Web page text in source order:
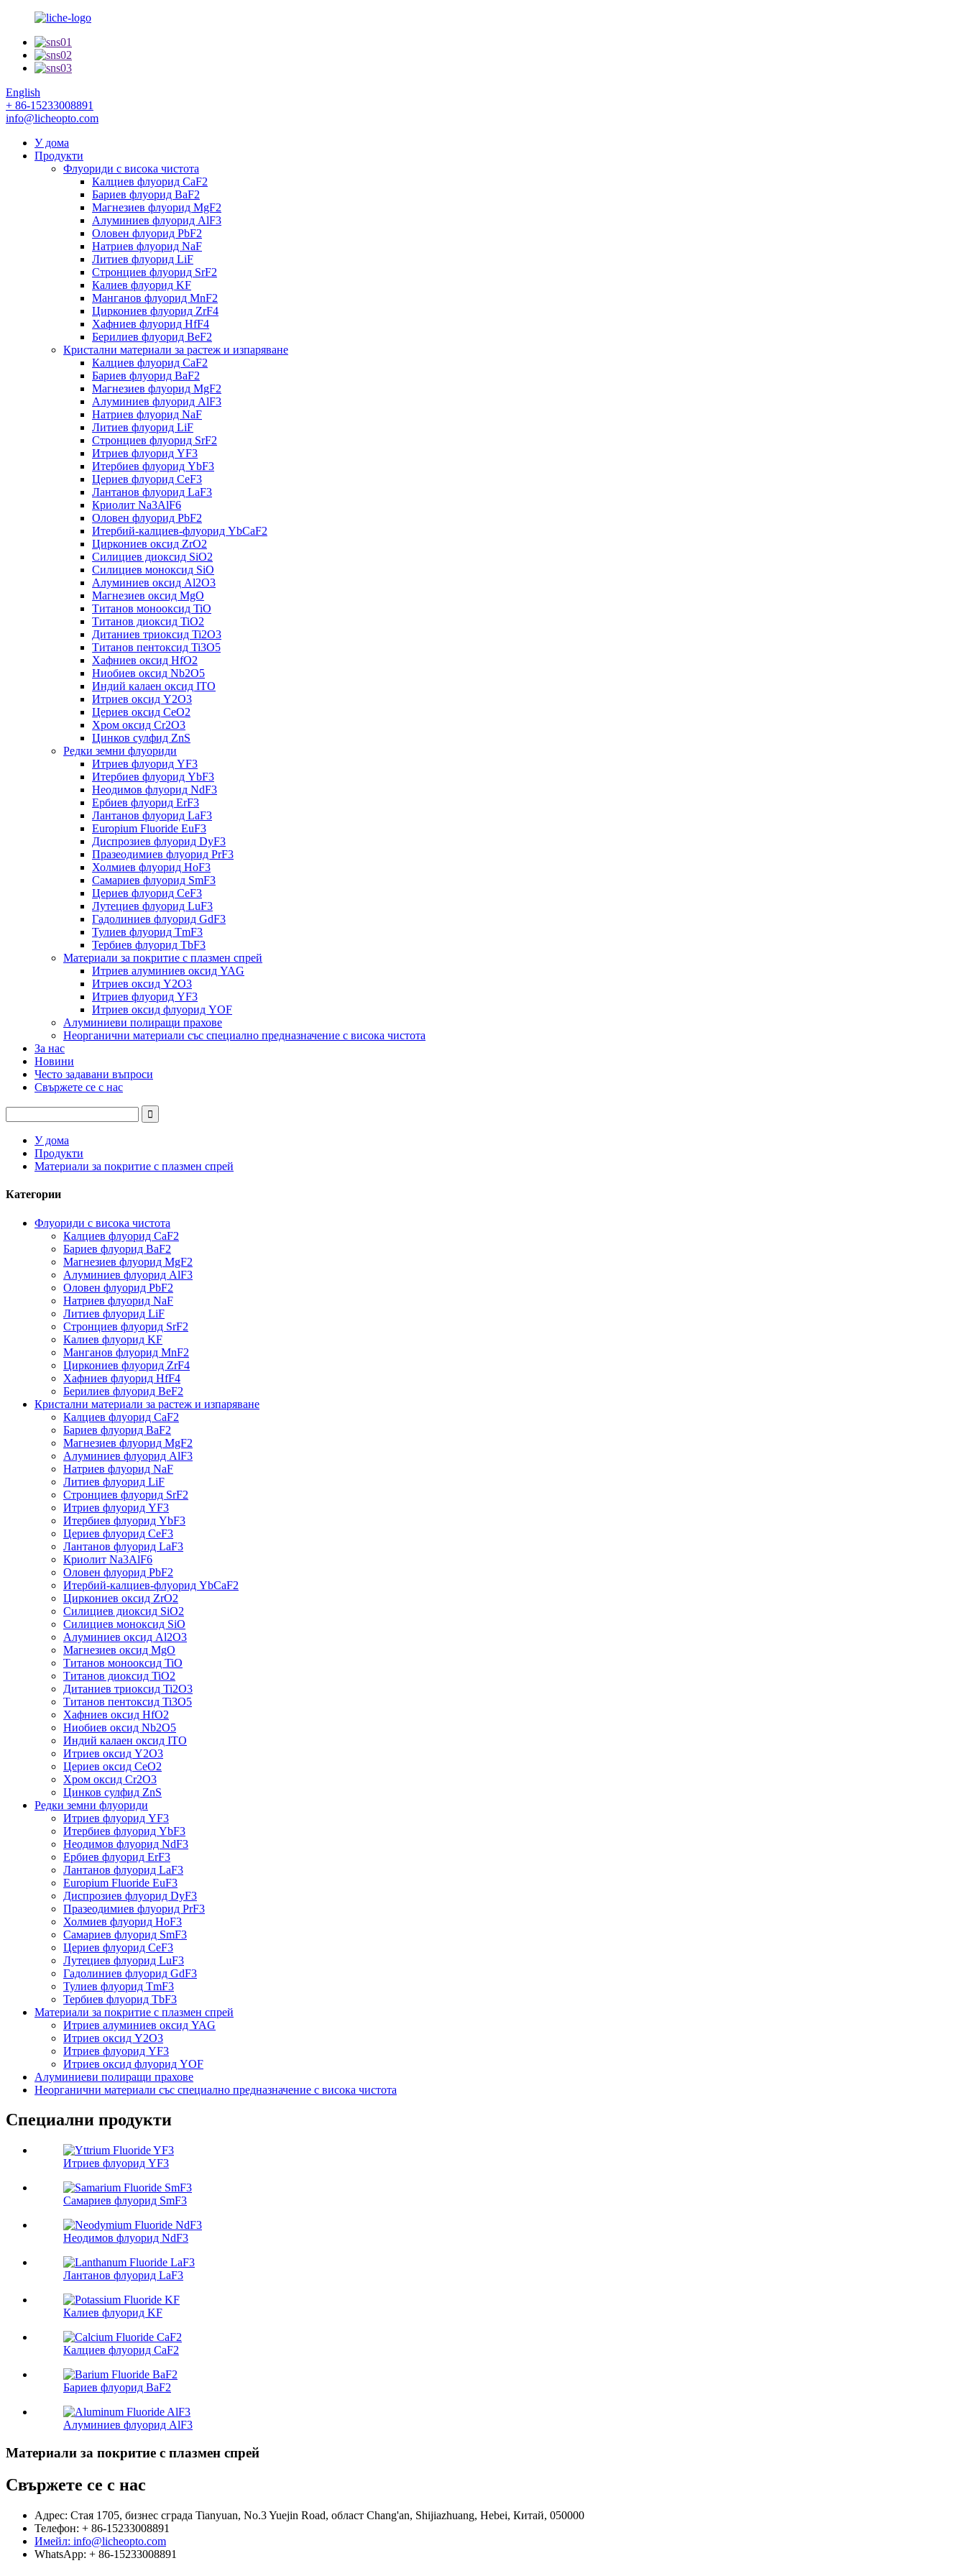
English
+ 86-15233008891
info@licheopto.com
У дома
Продукти
Флуориди с висока чистота
Калциев флуорид CaF2
Бариев флуорид BaF2
Магнезиев флуорид MgF2
Алуминиев флуорид AlF3
Оловен флуорид PbF2
Натриев флуорид NaF
Литиев флуорид LiF
Стронциев флуорид SrF2
Калиев флуорид KF
Манганов флуорид MnF2
Циркониев флуорид ZrF4
Хафниев флуорид HfF4
Берилиев флуорид BeF2
Кристални материали за растеж и изпаряване
Калциев флуорид CaF2
Бариев флуорид BaF2
Магнезиев флуорид MgF2
Алуминиев флуорид AlF3
Натриев флуорид NaF
Литиев флуорид LiF
Стронциев флуорид SrF2
Итриев флуорид YF3
Итербиев флуорид YbF3
Цериев флуорид CeF3
Лантанов флуорид LaF3
Криолит Na3AlF6
Оловен флуорид PbF2
Итербий-калциев-флуорид YbCaF2
Циркониев оксид ZrO2
Силициев диоксид SiO2
Силициев моноксид SiO
Алуминиев оксид Al2O3
Магнезиев оксид MgO
Титанов монооксид TiO
Титанов диоксид TiO2
Дитаниев триоксид Ti2O3
Титанов пентоксид Ti3O5
Хафниев оксид HfO2
Ниобиев оксид Nb2O5
Индий калаен оксид ITO
Итриев оксид Y2O3
Цериев оксид CeO2
Хром оксид Cr2O3
Цинков сулфид ZnS
Редки земни флуориди
Итриев флуорид YF3
Итербиев флуорид YbF3
Неодимов флуорид NdF3
Ербиев флуорид ErF3
Лантанов флуорид LaF3
Europium Fluoride EuF3
Диспрозиев флуорид DyF3
Празеодимиев флуорид PrF3
Холмиев флуорид HoF3
Самариев флуорид SmF3
Цериев флуорид CeF3
Лутециев флуорид LuF3
Гадолиниев флуорид GdF3
Тулиев флуорид TmF3
Тербиев флуорид TbF3
Материали за покритие с плазмен спрей
Итриев алуминиев оксид YAG
Итриев оксид Y2O3
Итриев флуорид YF3
Итриев оксид флуорид YOF
Алуминиеви полиращи прахове
Неорганични материали със специално предназначение с висока чистота
За нас
Новини
Често задавани въпроси
Свържете се с нас
У дома
Продукти
Материали за покритие с плазмен спрей
Категории
Флуориди с висока чистота
Калциев флуорид CaF2
Бариев флуорид BaF2
Магнезиев флуорид MgF2
Алуминиев флуорид AlF3
Оловен флуорид PbF2
Натриев флуорид NaF
Литиев флуорид LiF
Стронциев флуорид SrF2
Калиев флуорид KF
Манганов флуорид MnF2
Циркониев флуорид ZrF4
Хафниев флуорид HfF4
Берилиев флуорид BeF2
Кристални материали за растеж и изпаряване
Калциев флуорид CaF2
Бариев флуорид BaF2
Магнезиев флуорид MgF2
Алуминиев флуорид AlF3
Натриев флуорид NaF
Литиев флуорид LiF
Стронциев флуорид SrF2
Итриев флуорид YF3
Итербиев флуорид YbF3
Цериев флуорид CeF3
Лантанов флуорид LaF3
Криолит Na3AlF6
Оловен флуорид PbF2
Итербий-калциев-флуорид YbCaF2
Циркониев оксид ZrO2
Силициев диоксид SiO2
Силициев моноксид SiO
Алуминиев оксид Al2O3
Магнезиев оксид MgO
Титанов монооксид TiO
Титанов диоксид TiO2
Дитаниев триоксид Ti2O3
Титанов пентоксид Ti3O5
Хафниев оксид HfO2
Ниобиев оксид Nb2O5
Индий калаен оксид ITO
Итриев оксид Y2O3
Цериев оксид CeO2
Хром оксид Cr2O3
Цинков сулфид ZnS
Редки земни флуориди
Итриев флуорид YF3
Итербиев флуорид YbF3
Неодимов флуорид NdF3
Ербиев флуорид ErF3
Лантанов флуорид LaF3
Europium Fluoride EuF3
Диспрозиев флуорид DyF3
Празеодимиев флуорид PrF3
Холмиев флуорид HoF3
Самариев флуорид SmF3
Цериев флуорид CeF3
Лутециев флуорид LuF3
Гадолиниев флуорид GdF3
Тулиев флуорид TmF3
Тербиев флуорид TbF3
Материали за покритие с плазмен спрей
Итриев алуминиев оксид YAG
Итриев оксид Y2O3
Итриев флуорид YF3
Итриев оксид флуорид YOF
Алуминиеви полиращи прахове
Неорганични материали със специално предназначение с висока чистота
Специални продукти
Итриев флуорид YF3
Самариев флуорид SmF3
Неодимов флуорид NdF3
Лантанов флуорид LaF3
Калиев флуорид KF
Калциев флуорид CaF2
Бариев флуорид BaF2
Алуминиев флуорид AlF3
Материали за покритие с плазмен спрей
Свържете се с нас
Адрес: Стая 1705, бизнес сграда Tianyuan, No.3 Yuejin Road, област Chang'an, Shijiazhuang, Hebei, Китай, 050000
Телефон: + 86-15233008891
Имейл: info@licheopto.com
WhatsApp: + 86-15233008891